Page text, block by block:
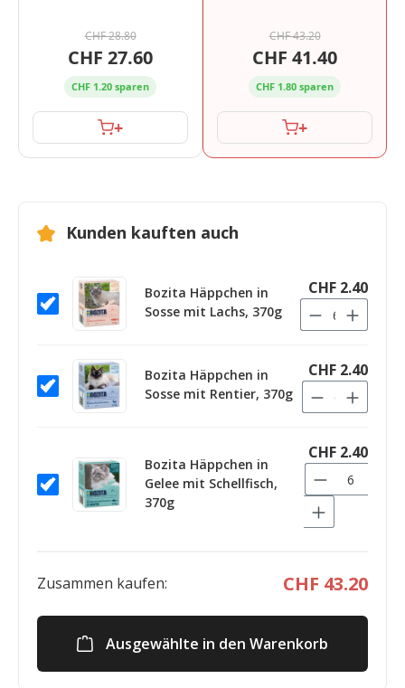
CHF 28.80
CHF 27.60
CHF 1.20 sparen
+
CHF 43.20
CHF 41.40
CHF 1.80 sparen
+
Kunden kauften auch
Bozita Häppchen in
Sosse mit Lachs, 370g
CHF 2.40
Bozita Häppchen in
Sosse mit Rentier, 370g
CHF 2.40
Bozita Häppchen in
Gelee mit Schellfisch,
370g
CHF 2.40
Zusammen kaufen: CHF 43.20
Ausgewählte in den Warenkorb